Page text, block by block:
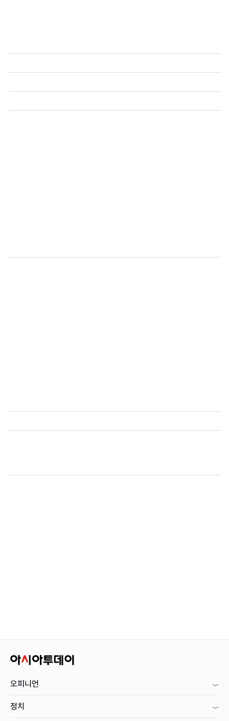
오피니언
정치